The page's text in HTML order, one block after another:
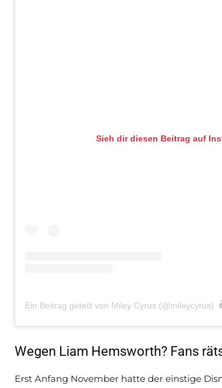
Sieh dir diesen Beitrag auf
Ein Beitrag geteilt von Miley Cyrus (@mileycyrus)
Wegen Liam Hemsworth? Fans
Erst Anfang November hatte der einstige